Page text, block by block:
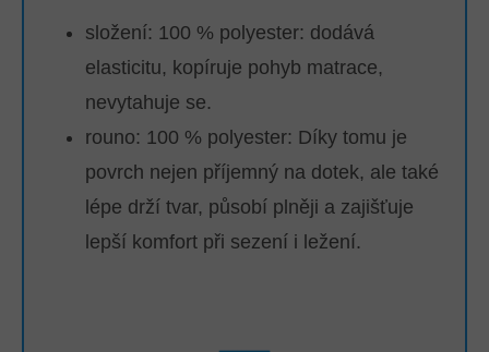
složení: 100 % polyester: dodává
elasticitu, kopíruje pohyb matrace,
nevytahuje se.
rouno: 100 % polyester: Díky tomu je
povrch nejen příjemný na dotek, ale také
lépe drží tvar, působí plněji a zajišťuje
lepší komfort při sezení i ležení.